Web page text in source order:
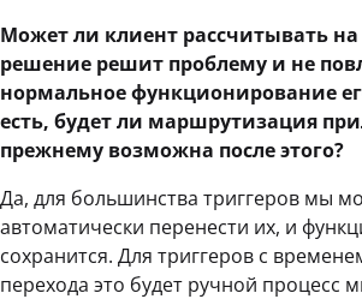
Может ли клиент рассчитывать на
решение решит проблему и не
нормальное функционирование
есть, будет ли маршрутизация
прежнему возможна после этого?
Да, для большинства триггеров мы
автоматически перенести их, и
сохранится. Для триггеров с
перехода это будет ручной процесс